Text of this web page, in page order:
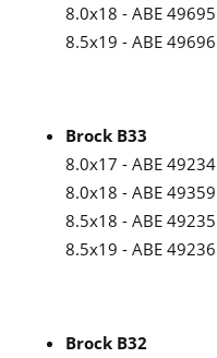
8.0x18 - ABE 49695
8.5x19 - ABE 49696
Brock B33
8.0x17 - ABE 49234
8.0x18 - ABE 49359
8.5x18 - ABE 49235
8.5x19 - ABE 49236
Brock B32